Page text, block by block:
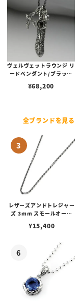
ヴェルヴェットラウンジ リ
ードペンダント/ブラック
¥68,200
全ブランドを見る
レザーズアンドトレジャー
ズ 3mm スモールオーバ
ブスタークラスプ＆LTロ
¥15,400